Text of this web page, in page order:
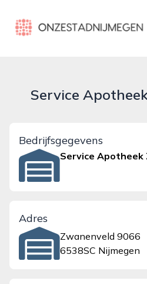
onzestadnijmegen.nl
Service
Bedrijfsgegevens
Service Apotheek
Adres
Zwanenveld 9066
6538SC Nijmegen